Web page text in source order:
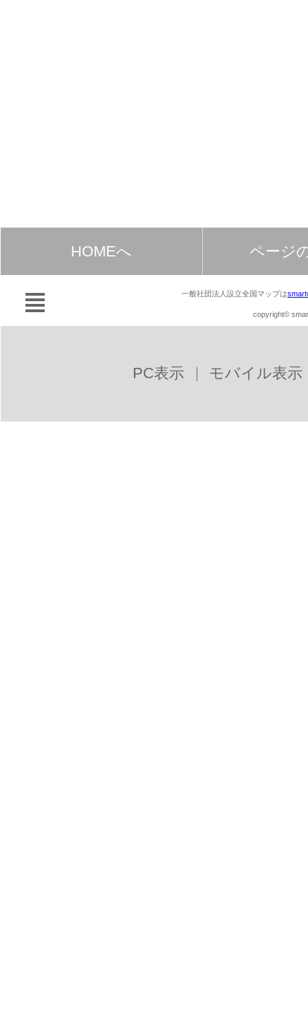
HOMEへ ページ
一般社団法人設立全国マップは
copyright©
PC表示 モバイル表示